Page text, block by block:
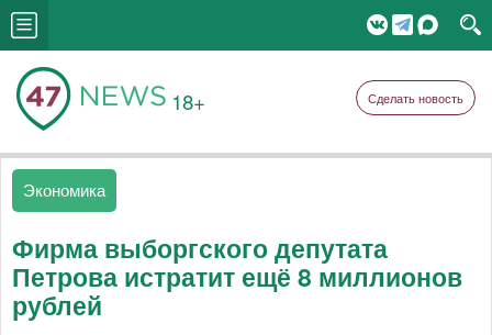
18+ Сделать новость
Экономика
Фирма выборгского депутата
Петрова истратит ещё 8 миллионов
рублей